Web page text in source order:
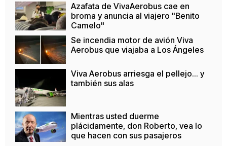
Azafata de VivaAerobus cae en
broma y anuncia al viajero "Benito
Camelo"
Se incendia motor de avión Viva
Aerobus que viajaba a Los Ángeles
Viva Aerobus arriesga el pellejo... y
también sus alas
Mientras usted duerme
plácidamente, don Roberto, vea lo
que hacen con sus pasajeros